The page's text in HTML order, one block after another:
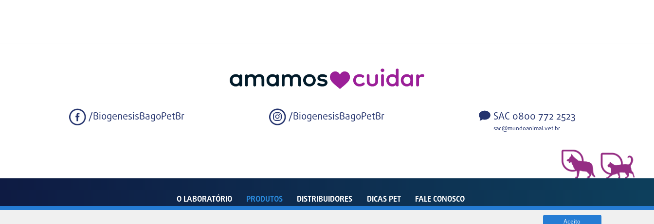
Aceito
/BiogenesisBagoPetBr /BiogenesisBagoPetBr SAC 0800 772 2523
sac@mundoanimal.vet.br
O LABORATÓRIO PRODUTOS DISTRIBUIDORES DICAS PET FALE CONOSCO